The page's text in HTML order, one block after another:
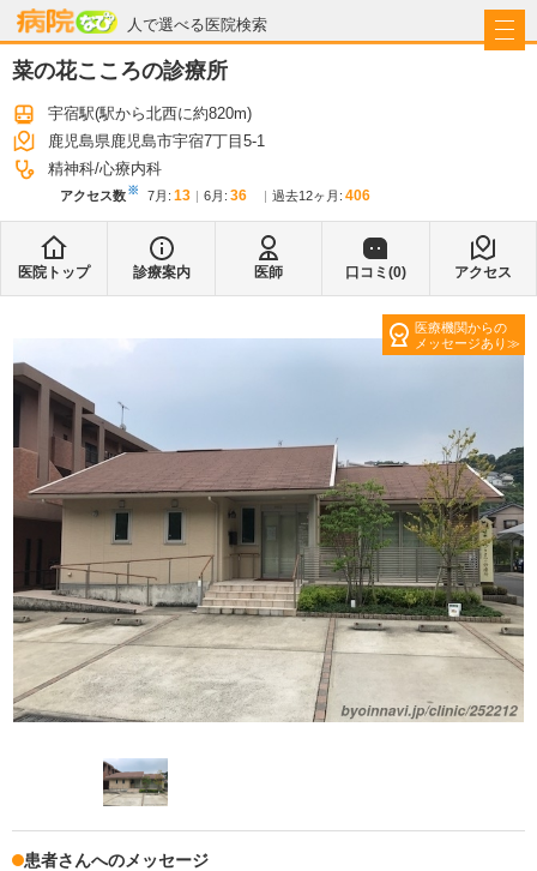
人で選べる医院検索
病院なび
菜の花こころの診療所
宇宿駅(駅から北西に約820m)
鹿児島県鹿児島市宇宿7丁目5-1
精神科 心療内科
アクセス数※ 7月 : 13 6月 : 36 過去12ヶ月: 406
医院トップ 診療案内 医師 口コミ(0) アクセス
医療機関からの
メッセージあり
患者さんへのメッセージ